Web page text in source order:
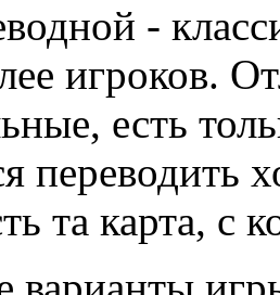
-
игроков.
есть
переводить
та карта, с